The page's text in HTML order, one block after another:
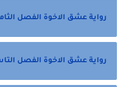
رواية عشق الاخوة الفصل
رواية عشق الاخوة الفصل